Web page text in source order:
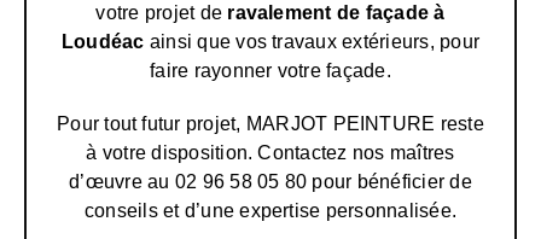
votre projet de ravalement de façade à
Loudéac ainsi que vos travaux extérieurs, pour
faire rayonner votre façade.
Pour tout futur projet, MARJOT PEINTURE reste
à votre disposition. Contactez nos maîtres
d’œuvre au 02 96 58 05 80 pour bénéficier de
conseils et d’une expertise personnalisée.